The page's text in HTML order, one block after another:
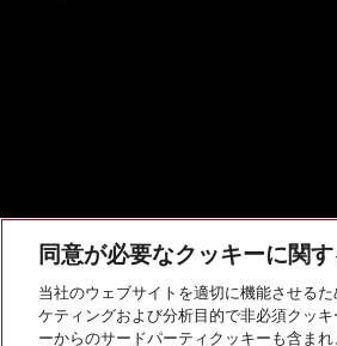
会社概要 法的通知 個人情報
同意が必要なクッキーに関
当社のウェブサイトを適切に機能させる
ケティングおよび分析目的で非必須クッ
ーからのサードパーティクッキーも含ま